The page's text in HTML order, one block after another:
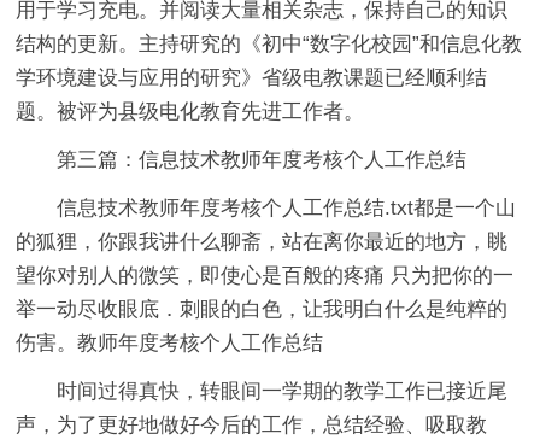
用于学习充电。并阅读大量相关杂志，保持自己的知识
结构的更新。主持研究的《初中“数字化校园”和信息化教
学环境建设与应用的研究》省级电教课题已经顺利结
题。被评为县级电化教育先进工作者。
第三篇：信息技术教师年度考核个人工作总结
信息技术教师年度考核个人工作总结.txt都是一个山
的狐狸，你跟我讲什么聊斋，站在离你最近的地方，眺
望你对别人的微笑，即使心是百般的疼痛 只为把你的一
举一动尽收眼底．刺眼的白色，让我明白什么是纯粹的
伤害。教师年度考核个人工作总结
时间过得真快，转眼间一学期的教学工作已接近尾
声，为了更好地做好今后的工作，总结经验、吸取教